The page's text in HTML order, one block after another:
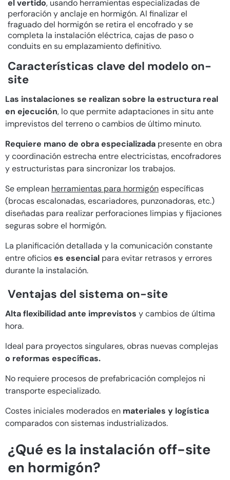
el vertido, usando herramientas especializadas de
perforación y anclaje en hormigón. Al finalizar el
fraguado del hormigón se retira el encofrado y se
completa la instalación eléctrica, cajas de paso o
conduits en su emplazamiento definitivo.
Características clave del modelo on-
site
Las instalaciones se realizan sobre la estructura real
en ejecución, lo que permite adaptaciones in situ ante
imprevistos del terreno o cambios de último minuto.
Requiere mano de obra especializada presente en obra
y coordinación estrecha entre electricistas, encofradores
y estructuristas para sincronizar los trabajos.
Se emplean herramientas para hormigónespecíficas
(brocas escalonadas, escariadores, punzonadoras, etc.)
diseñadas para realizar perforaciones limpias y fijaciones
seguras sobre el hormigón.
La planificación detallada y la comunicación constante
entre oficioses esencial para evitar retrasos y errores
durante la instalación.
Ventajas del sistema on-site
Alta flexibilidad ante imprevistos y cambios de última
hora.
Ideal para proyectos singulares, obras nuevas complejas
o reformas específicas.
No requiere procesos de prefabricación complejos ni
transporte especializado.
Costes iniciales moderados en materiales y logística
comparados con sistemas industrializados.
¿Qué es la instalación off-site
en hormigón?